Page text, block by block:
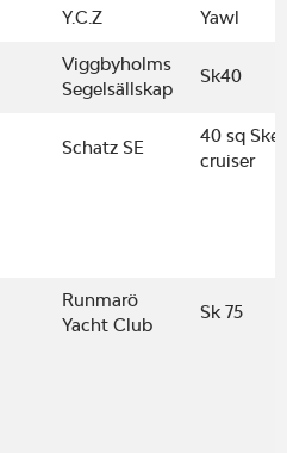
Y.C.Z Yawl
Viggbyholms
Segelsällskap
Sk40
Schatz SE
40 sq
cruiser
Runmarö
Yacht Club
Sk 75